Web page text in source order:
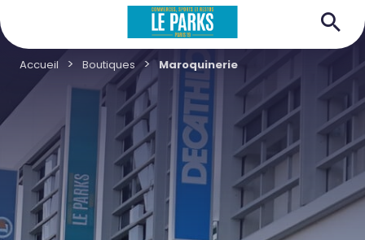
Accueil Boutiques Maroquinerie